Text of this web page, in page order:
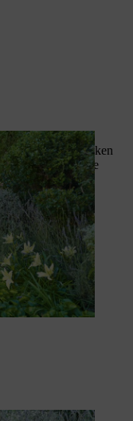
angelegt. Denken
Sie lange Freude